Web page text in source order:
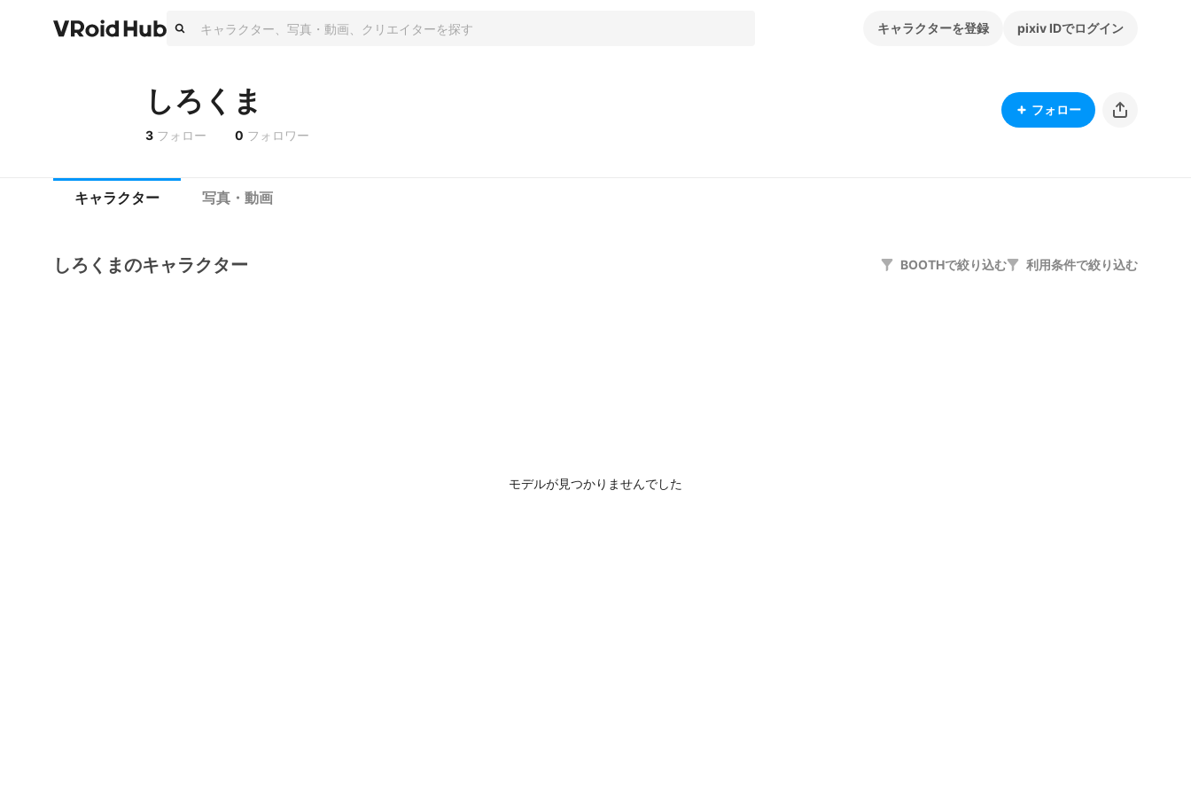
キャラクターを登録 pixiv IDでログイン
しろくま
3 フォロー 0 フォロワー
フォロー
キャラクター 写真・動画
しろくまのキャラクター BOOTHで絞り込む 利用条件で絞り込む
モデルが見つかりませんでした